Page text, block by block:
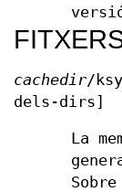
cachedir/
dels-dirs]
La